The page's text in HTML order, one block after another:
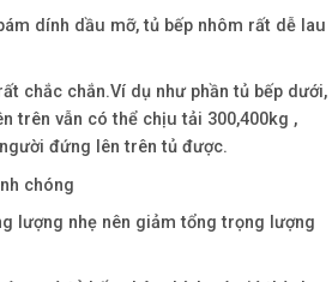
dính dầu mỡ, tủ bếp nhôm rất dễ lau
chắc chắn.Ví dụ như phần tủ bếp dưới,
trên vẫn có thể chịu tải 300,400kg ,
đứng lên trên tủ được.
chóng
lượng nhẹ nên giảm tổng trọng lượng